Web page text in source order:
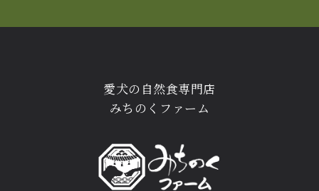
愛犬の自然食専門店
みちのくファーム